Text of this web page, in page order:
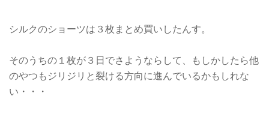
シルクのショーツは３枚まとめ買いしたんす。
そのうちの１枚が３日でさようならして、もしかしたら他
のやつもジリジリと裂ける方向に進んでいるかもしれな
い・・・